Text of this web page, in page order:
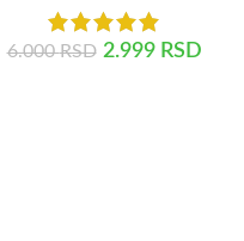
6.000RSD 2.999 RSD